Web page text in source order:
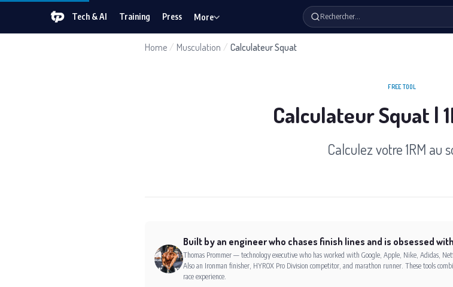
Tech & AI Training Press More Rechercher…
Home / Musculation / Calculateur Squat
FREE TOOL
Calculateur Squat |
Calculez votre 1RM au
Built by an engineer who chases finish lines and is obsessed
Thomas Prommer — technology executive who has worked with Google, Apple, Nike, Adidas,
Also an Ironman finisher, HYROX Pro Division competitor, and marathon runner. These tools
race experience.